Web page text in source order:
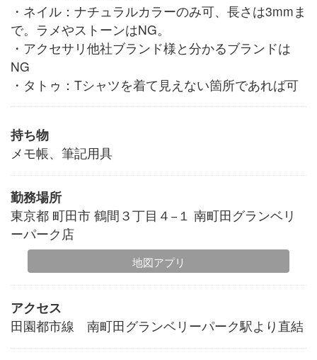
・ネイル：ナチュラルカラーのみ可、長さは3mmま
で。ラメやストーンはNG。
・アクセサリ他社ブランド様と分かるブランドは
NG
・タトゥ：Tシャツを着て見えない箇所であれば可
持ち物
メモ帳、筆記用具
勤務場所
東京都 町田市 鶴間３丁目４−１ 南町田グランベリ
ーパーク店
地図アプリ
アクセス
田園都市線 南町田グランベリーパーク駅より直結